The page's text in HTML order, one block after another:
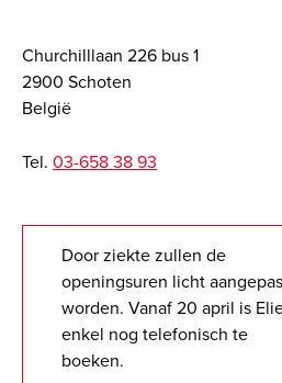
Churchilllaan 226 bus 1
2900 Schoten
België
Tel. 03-658 38 93
Door ziekte zullen de
openingsuren licht
worden. Vanaf 20 april is
enkel nog telefonisch te
boeken.